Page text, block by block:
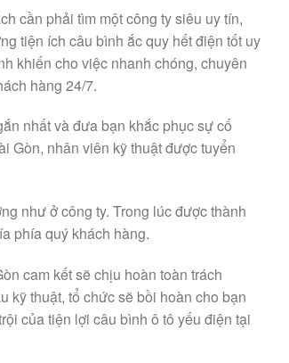
cần phải tìm một công ty siêu uy tín,
tiện ích câu bình ắc quy hết điện tốt uy
khiến cho việc nhanh chóng, chuyên
hàng 24/7.
nhất và đưa bạn khắc phục sự cố
Gòn, nhân viên kỹ thuật được tuyển
như ở công ty. Trong lúc được thành
phía quý khách hàng.
cam kết sẽ chịu hoàn toàn trách
kỹ thuật, tổ chức sẽ bồi hoàn cho bạn
của tiện lợi câu bình ô tô yếu điện tại